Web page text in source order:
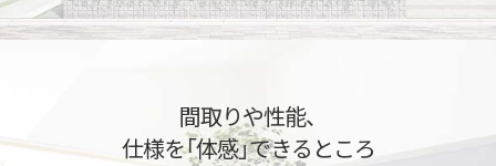
間取りや性能、
仕様を「体感」できるところ